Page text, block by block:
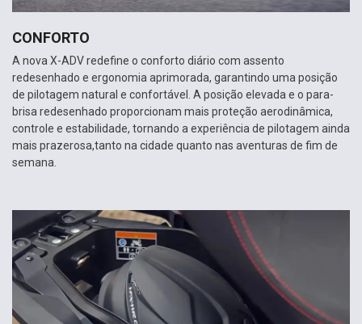
CONFORTO
A nova X-ADV redefine o conforto diário com assento
redesenhado e ergonomia aprimorada, garantindo uma posição
de pilotagem natural e confortável. A posição elevada e o para-
brisa redesenhado proporcionam mais proteção aerodinâmica,
controle e estabilidade, tornando a experiência de pilotagem ainda
mais prazerosa,tanto na cidade quanto nas aventuras de fim de
semana.